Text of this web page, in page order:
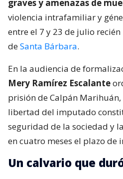
graves y amenazas de
violencia intrafamiliar y
entre el 7 y 23 de julio
deSanta Bárbara.
En la audiencia de
Mery Ramírez Escalante
prisión de Calpán
libertad del imputado
seguridad de la sociedad y
en cuatro meses el plazo de
Un calvario que